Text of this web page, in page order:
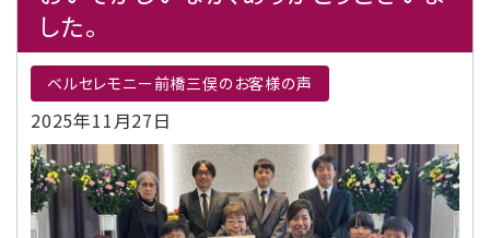
した。
ベルセレモニー前橋三俣のお客様の声
2025年11月27日